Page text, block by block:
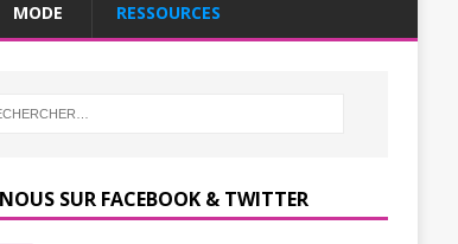
MODE RESSOURCES
SUR FACEBOOK & TWITTER